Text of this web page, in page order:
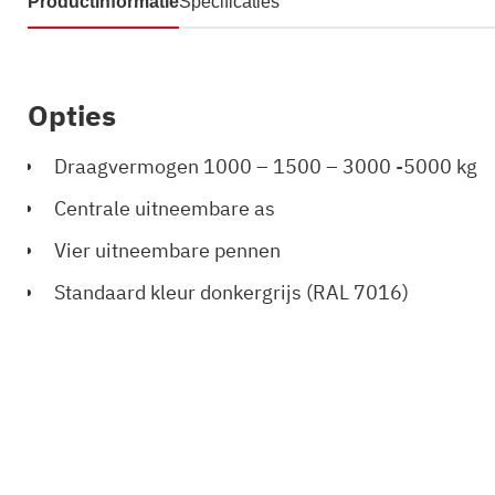
Opties
Draagvermogen 1000 – 1500 – 3000 -5000 kg
Centrale uitneembare as
Vier uitneembare pennen
Standaard kleur donkergrijs (RAL 7016)